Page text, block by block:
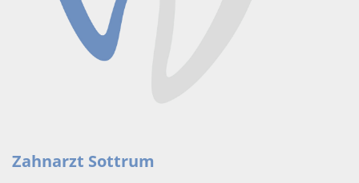
Zahnarzt Sottrum